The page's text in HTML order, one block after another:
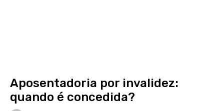
Aposentadoria por invalidez:
quando é concedida?